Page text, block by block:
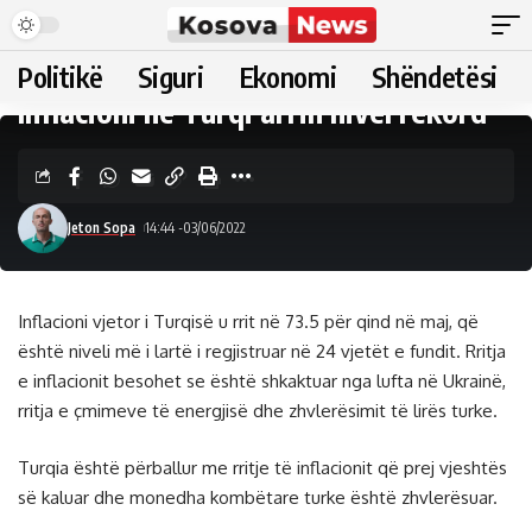
Politikë Siguri Ekonomi Shëndetësi
Inflacioni në Turqi arrin nivel rekord
Jeton Sopa 14:44 -03/06/2022
Inflacioni vjetor i Turqisë u rrit në 73.5 për qind në maj, që
është niveli më i lartë i regjistruar në 24 vjetët e fundit. Rritja
e inflacionit besohet se është shkaktuar nga lufta në Ukrainë,
rritja e çmimeve të energjisë dhe zhvlerësimit të lirës turke.
Turqia është përballur me rritje të inflacionit që prej vjeshtës
së kaluar dhe monedha kombëtare turke është zhvlerësuar.